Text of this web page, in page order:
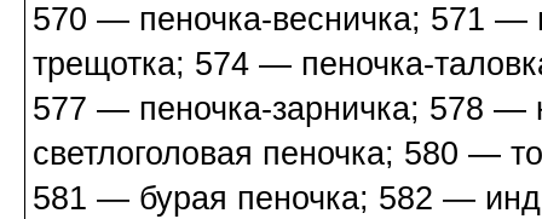
570 — пеночка-весничка; 571 —
трещотка; 574 — пеночка-
577 — пеночка-зарничка; 578 —
светлоголовая пеночка; 580 —
581 — бурая пеночка; 582 —